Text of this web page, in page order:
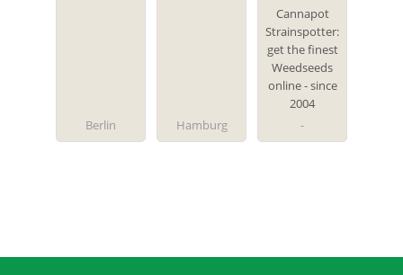
Berlin Hamburg
Cannabis
Samen
Fachhandel
Cannapot
Strainspotter:
get the finest
Weedseeds
online - since
2004
-